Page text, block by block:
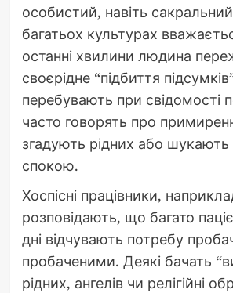
особистий, навіть
багатьох культурах
останні хвилини людина
своєрідне “підбиття
перебувають при свідомості
часто говорять про
згадують рідних або шукають
спокою.
Хоспісні працівники,
розповідають, що багато
дні відчувають потребу
пробаченими. Деякі бачать
рідних, ангелів чи релігійні